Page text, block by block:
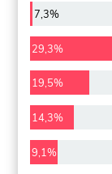
7,3%
29,3%
19,5%
14,3%
9,1%